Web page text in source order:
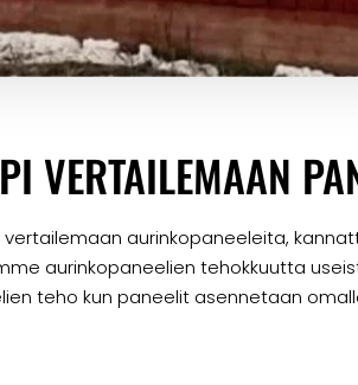
VERTAILEMAAN
aurinkopaneeleita,
aurinkopaneelien tehokkuutta
teho kun paneelit asennetaan